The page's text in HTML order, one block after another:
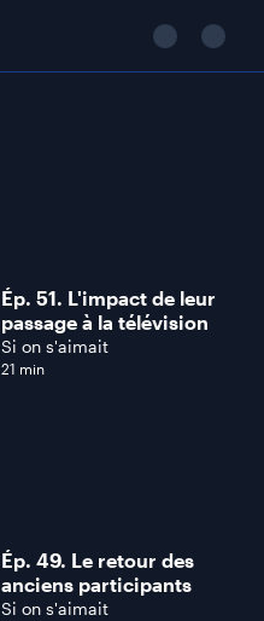
Ép. 51. L'impact de leur
passage à la télévision
Si on s'aimait
21 min
Ép. 49. Le retour des
anciens participants
Si on s'aimait